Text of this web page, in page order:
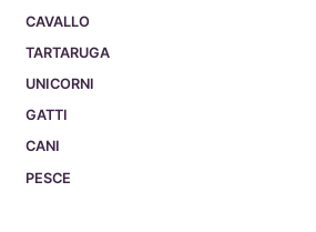
CAVALLO
TARTARUGA
UNICORNI
GATTI
CANI
PESCE